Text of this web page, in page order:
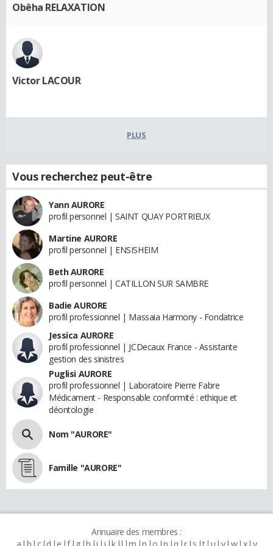
Obêha RELAXATION
Victor LACOUR
PLUS
Vous recherchez peut-être
Yann AURORE
profil personnel | SAINT QUAY PORTRIEUX
Martine AURORE
profil personnel | ENSISHEIM
Beth AURORE
profil personnel | CATILLON SUR SAMBRE
Badie AURORE
profil professionnel | Massaia Harmony - Fondatrice
Jessica AURORE
profil professionnel | JCDecaux France - Assistante
gestion des sinistres
Puglisi AURORE
profil professionnel | Laboratoire Pierre Fabre
Médicament - Responsable conformité : ethique et
déontologie
Nom "AURORE"
Famille "AURORE"
Annuaire des membres :